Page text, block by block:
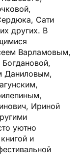
Сати
других. В
Варламовым,
Даниловым,
Ириной
уютно
и